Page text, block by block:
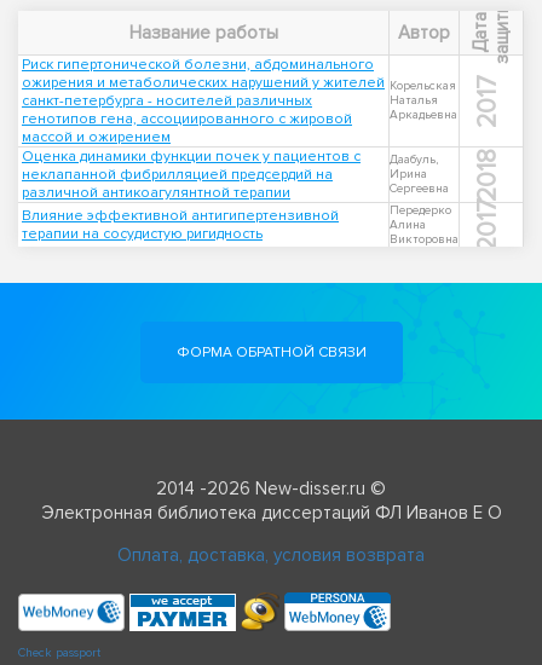
Название работы Автор Д
а
т
а
з
а
щ
и
т ы
Риск гипертонической болезни, абдоминального
ожирения и метаболических нарушений у жителей
санкт-петербурга - носителей различных
генотипов гена, ассоциированного с жировой
массой и ожирением
Корельская
Наталья
Аркадьевна
2017
Оценка динамики функции почек у пациентов с
неклапанной фибрилляцией предсердий на
различной антикоагулянтной терапии
Даабуль,
Ирина
Сергеевна
2018
Влияние эффективной антигипертензивной
терапии на сосудистую ригидность
Передерко
Алина
Викторовна
2017
ФОРМА ОБРАТНОЙ СВЯЗИ
2014 -2026 New-disser.ru ©
Электронная библиотека диссертаций ФЛ Иванов Е О
Оплата, доставка, условия возврата
Check passport